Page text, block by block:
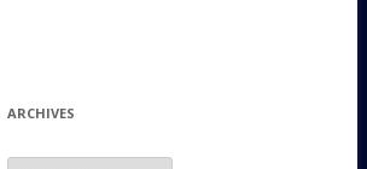
ARCHIVES
Archives